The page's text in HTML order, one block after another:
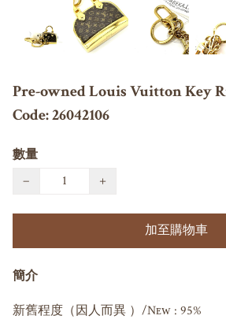
Pre-owned Louis Vuitton Key
Code: 26042106
數量
−
+
加至購物車
簡介
新舊程度（因人而異 ）/Nᴇᴡ : 95%